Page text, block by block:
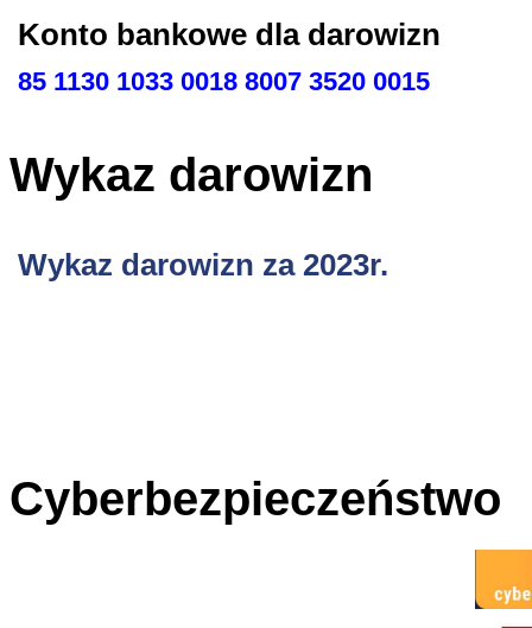
Konto bankowe dla darowizn
85 1130 1033 0018 8007 3520 0015
Wykaz darowizn
Wykaz darowizn za 2023r.
Cyberbezpieczeństwo